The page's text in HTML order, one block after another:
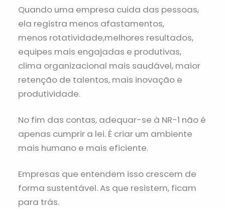
Quando uma empresa cuida das pessoas,
ela registra menos afastamentos,
menos rotatividade,melhores resultados,
equipes mais engajadas e produtivas,
clima organizacional mais saudável, maior
retenção de talentos, mais inovação e
produtividade.
No fim das contas, adequar-se à NR-1 não é
apenas cumprir a lei. É criar um ambiente
mais humano e mais eficiente.
Empresas que entendem isso crescem de
forma sustentável. As que resistem, ficam
para trás.